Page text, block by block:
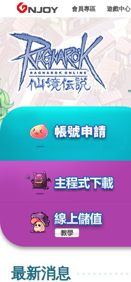
GNJOY會員專區 遊戲中心
最新消息